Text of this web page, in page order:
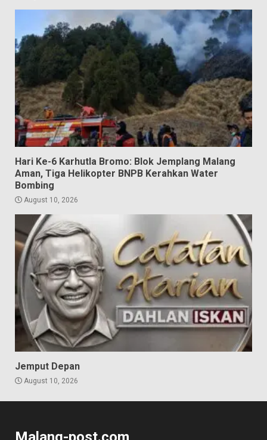
Hari Ke-6 Karhutla Bromo: Blok Jemplang Malang
Aman, Tiga Helikopter BNPB Kerahkan Water
Bombing
August 10, 2026
Jemput Depan
August 10, 2026